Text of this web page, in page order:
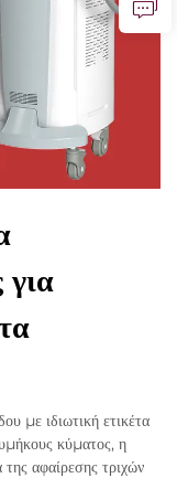
με ιδιωτική ετικέτα
κύματος, η
αφαίρεσης τριχών